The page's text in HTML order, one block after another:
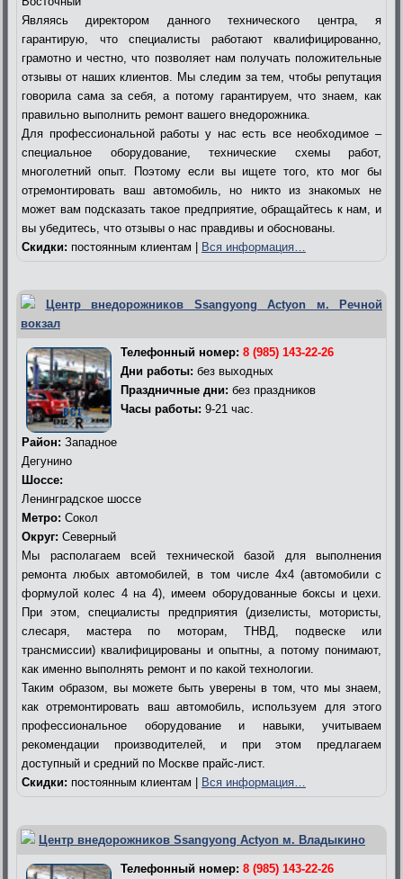
Являясь директором данного технического центра, я
гарантирую, что специалисты работают квалифицированно,
грамотно и честно, что позволяет нам получать положительные
отзывы от наших клиентов. Мы следим за тем, чтобы репутация
говорила сама за себя, а потому гарантируем, что знаем, как
правильно выполнить ремонт вашего внедорожника.
Для профессиональной работы у нас есть все необходимое –
специальное оборудование, технические схемы работ,
многолетний опыт. Поэтому если вы ищете того, кто мог бы
отремонтировать ваш автомобиль, но никто из знакомых не
может вам подсказать такое предприятие, обращайтесь к нам, и
вы убедитесь, что отзывы о нас правдивы и обоснованы.
Скидки: постоянным клиентам | Вся информация…
Центр внедорожников Ssangyong Actyon м. Речной
вокзал
Телефонный номер: 8 (985) 143-22-26
Дни работы: без выходных
Праздничные дни: без праздников
Часы работы: 9-21 час.
Район: Западное
Дегунино
Шоссе:
Ленинградское шоссе
Метро: Сокол
Округ: Северный
Мы располагаем всей технической базой для выполнения
ремонта любых автомобилей, в том числе 4х4 (автомобили с
формулой колес 4 на 4), имеем оборудованные боксы и цехи.
При этом, специалисты предприятия (дизелисты, мотористы,
слесаря, мастера по моторам, ТНВД, подвеске или
трансмиссии) квалифицированы и опытны, а потому понимают,
как именно выполнять ремонт и по какой технологии.
Таким образом, вы можете быть уверены в том, что мы знаем,
как отремонтировать ваш автомобиль, используем для этого
профессиональное оборудование и навыки, учитываем
рекомендации производителей, и при этом предлагаем
доступный и средний по Москве прайс-лист.
Скидки: постоянным клиентам | Вся информация…
Центр внедорожников Ssangyong Actyon м. Владыкино
Телефонный номер: 8 (985) 143-22-26